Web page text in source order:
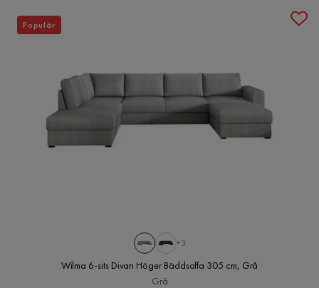
+3
Wilma 6-sits Divan Höger Bäddsoffa 305 cm, Grå
Grå
Populär